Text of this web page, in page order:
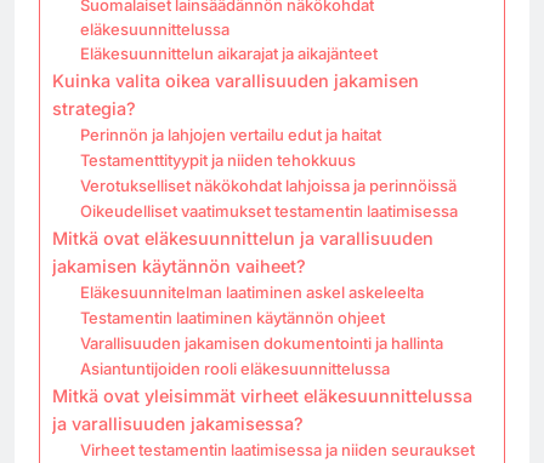
Suomalaiset lainsäädännön näkökohdat
eläkesuunnittelussa
Eläkesuunnittelun aikarajat ja aikajänteet
Kuinka valita oikea varallisuuden jakamisen
strategia?
Perinnön ja lahjojen vertailu edut ja haitat
Testamenttityypit ja niiden tehokkuus
Verotukselliset näkökohdat lahjoissa ja perinnöissä
Oikeudelliset vaatimukset testamentin laatimisessa
Mitkä ovat eläkesuunnittelun ja varallisuuden
jakamisen käytännön vaiheet?
Eläkesuunnitelman laatiminen askel askeleelta
Testamentin laatiminen käytännön ohjeet
Varallisuuden jakamisen dokumentointi ja hallinta
Asiantuntijoiden rooli eläkesuunnittelussa
Mitkä ovat yleisimmät virheet eläkesuunnittelussa
ja varallisuuden jakamisessa?
Virheet testamentin laatimisessa ja niiden seuraukset